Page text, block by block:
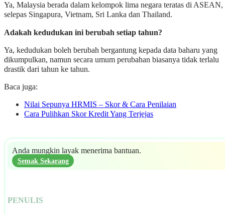
Ya, Malaysia berada dalam kelompok lima negara teratas di ASEAN,
selepas Singapura, Vietnam, Sri Lanka dan Thailand.
Adakah kedudukan ini berubah setiap tahun?
Ya, kedudukan boleh berubah bergantung kepada data baharu yang
dikumpulkan, namun secara umum perubahan biasanya tidak terlalu
drastik dari tahun ke tahun.
Baca juga:
Nilai Sepunya HRMIS – Skor & Cara Penilaian
Cara Pulihkan Skor Kredit Yang Terjejas
Anda mungkin layak menerima bantuan.
Semak Sekarang
PENULIS